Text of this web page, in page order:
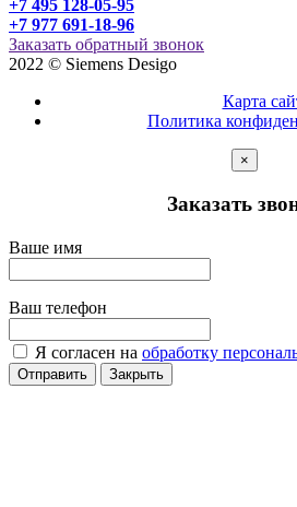
+7 495 128-05-95
+7 977 691-18-96
Заказать обратный звонок
2022 © Siemens Desigo
Карта
Политика
×
Заказать
Ваше имя
Ваш телефон
Я согласен на обработку
Отправить Закрыть